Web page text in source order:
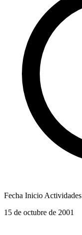
Fecha Inicio Actividades
15 de octubre de 2001